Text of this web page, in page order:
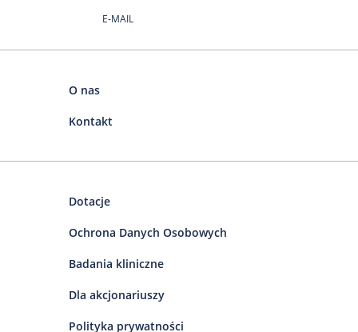
E-MAIL
O nas
Kontakt
Dotacje
Ochrona Danych Osobowych
Badania kliniczne
Dla akcjonariuszy
Polityka prywatności